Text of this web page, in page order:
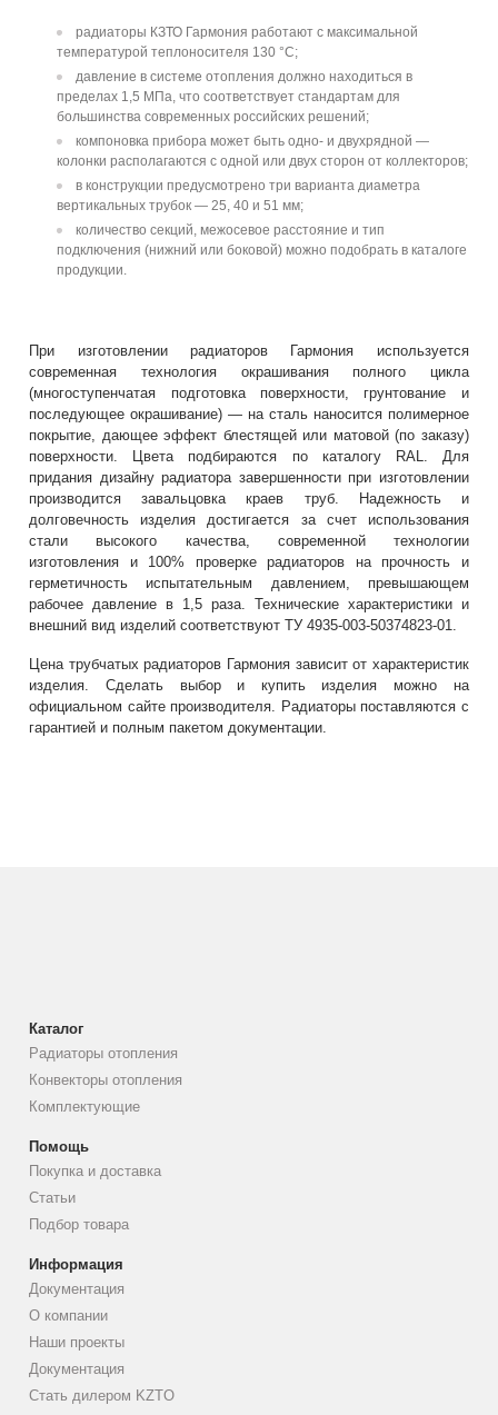
радиаторы КЗТО Гармония работают с максимальной
температурой теплоносителя 130 °С;
давление в системе отопления должно находиться в
пределах 1,5 МПа, что соответствует стандартам для
большинства современных российских решений;
компоновка прибора может быть одно- и двухрядной —
колонки располагаются с одной или двух сторон от коллекторов;
в конструкции предусмотрено три варианта диаметра
вертикальных трубок — 25, 40 и 51 мм;
количество секций, межосевое расстояние и тип
подключения (нижний или боковой) можно подобрать в каталоге
продукции.
При изготовлении радиаторов Гармония используется
современная технология окрашивания полного цикла
(многоступенчатая подготовка поверхности, грунтование и
последующее окрашивание) — на сталь наносится полимерное
покрытие, дающее эффект блестящей или матовой (по заказу)
поверхности. Цвета подбираются по каталогу RAL. Для
придания дизайну радиатора завершенности при изготовлении
производится завальцовка краев труб. Надежность и
долговечность изделия достигается за счет использования
стали высокого качества, современной технологии
изготовления и 100% проверке радиаторов на прочность и
герметичность испытательным давлением, превышающем
рабочее давление в 1,5 раза. Технические характеристики и
внешний вид изделий соответствуют ТУ 4935-003-50374823-01.
Цена трубчатых радиаторов Гармония зависит от характеристик
изделия. Сделать выбор и купить изделия можно на
официальном сайте производителя. Радиаторы поставляются с
гарантией и полным пакетом документации.
Каталог
Радиаторы отопления
Конвекторы отопления
Комплектующие
Помощь
Покупка и доставка
Статьи
Подбор товара
Информация
Документация
О компании
Наши проекты
Документация
Стать дилером KZTO